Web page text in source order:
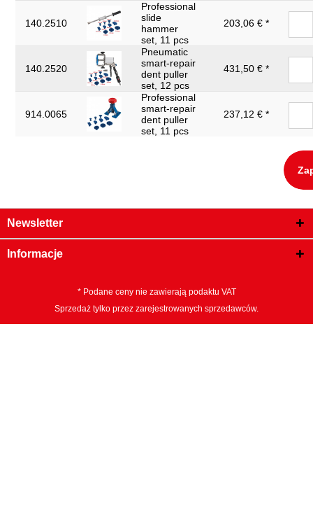
140.2510
Professional
slide
hammer
set, 11 pcs
203,06 € *
140.2520
Pneumatic
smart-repair
dent puller
set, 12 pcs
431,50 € *
914.0065
Professional
smart-repair
dent puller
set, 11 pcs
237,12 € *
Newsletter
Informacje
* Podane ceny nie zawierają podaktu VAT
Sprzedaż tylko przez zarejestrowanych sprzedawców.